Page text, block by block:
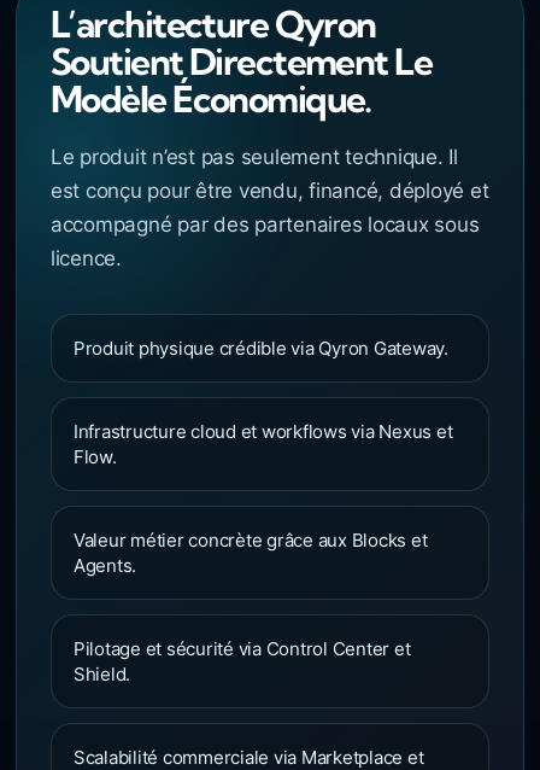
L’architecture Qyron
Soutient Directement Le
Modèle Économique.
Le produit n’est pas seulement technique. Il
est conçu pour être vendu, financé, déployé et
accompagné par des partenaires locaux sous
licence.
Produit physique crédible via Qyron Gateway.
Infrastructure cloud et workflows via Nexus et
Flow.
Valeur métier concrète grâce aux Blocks et
Agents.
Pilotage et sécurité via Control Center et
Shield.
Scalabilité commerciale via Marketplace et